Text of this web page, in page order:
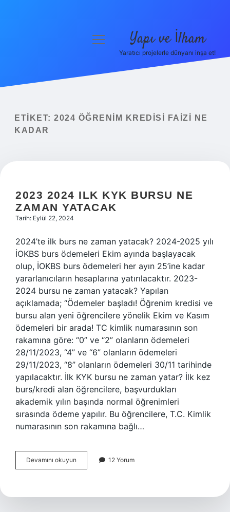
Yasal Uyarı
menüyü
Yapı ve İlham
Yaratıcı projelerle dünyanı inşa et!
ETIKET: 2024 ÖĞRENIM KREDISI FAIZI NE
KADAR
2023 2024 ILK KYK BURSU NE
ZAMAN YATACAK
Tarih: Eylül 22, 2024
2024’te ilk burs ne zaman yatacak? 2024-2025 yılı
İOKBS burs ödemeleri Ekim ayında başlayacak
olup, İOKBS burs ödemeleri her ayın 25’ine kadar
yararlanıcıların hesaplarına yatırılacaktır. 2023-
2024 bursu ne zaman yatacak? Yapılan
açıklamada; “Ödemeler başladı! Öğrenim kredisi ve
bursu alan yeni öğrencilere yönelik Ekim ve Kasım
ödemeleri bir arada! TC kimlik numarasının son
rakamına göre: “0” ve “2” olanların ödemeleri
28/11/2023, “4” ve “6” olanların ödemeleri
29/11/2023, “8” olanların ödemeleri 30/11 tarihinde
yapılacaktır. İlk KYK bursu ne zaman yatar? İlk kez
burs/kredi alan öğrencilere, başvurdukları
akademik yılın başında normal öğrenimleri
sırasında ödeme yapılır. Bu öğrencilere, T.C. Kimlik
numarasının son rakamına bağlı…
Devamını okuyun
2024
Bursu
12 Yorum